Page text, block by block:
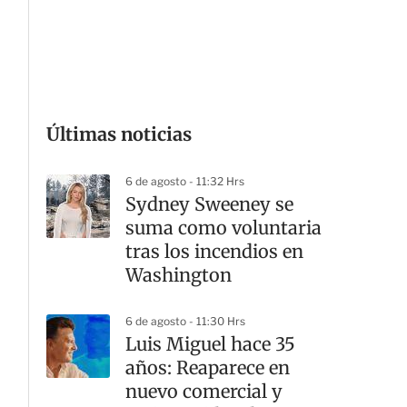
Últimas noticias
6 de agosto - 11:32 Hrs
Sydney Sweeney se
suma como voluntaria
tras los incendios en
Washington
6 de agosto - 11:30 Hrs
Luis Miguel hace 35
años: Reaparece en
nuevo comercial y